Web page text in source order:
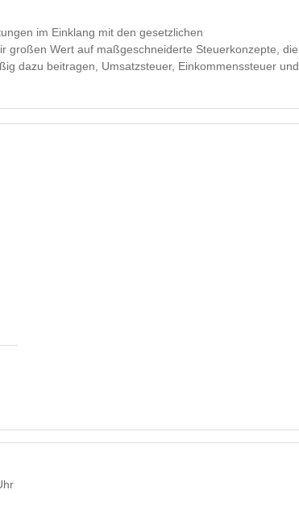
im Einklang mit den gesetzlichen
großen Wert auf maßgeschneiderte Steuerkonzepte, die
dazu beitragen, Umsatzsteuer, Einkommenssteuer und